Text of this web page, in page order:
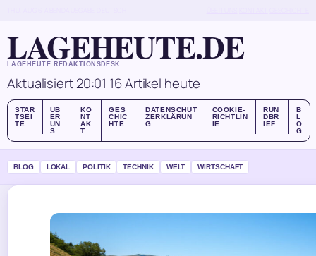
LAGEHEUTE.DE
LAGEHEUTE REDAKTIONSDESK
Aktualisiert 20:01 16 Artikel heute
STAR
TSEI
TE
ÜB
ER
UN
S
KO
NT
AK
T
GES
CHIC
HTE
DATENSCHUT
ZERKLÄRUN
G
COOKIE-
RICHTLIN
IE
RUN
DBR
IEF
B
L
O
G
BLOG LOKAL POLITIK TECHNIK WELT WIRTSCHAFT